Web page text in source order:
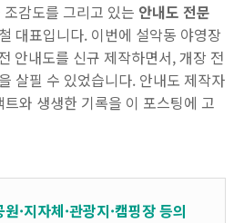
감도를 그리고 있는 안내도 전문
대표입니다. 이번에 설악동 야영장
안내도를 신규 제작하면서, 개장 전
살필 수 있었습니다. 안내도 제작자
와 생생한 기록을 이 포스팅에 고
·지자체·관광지·캠핑장 등의